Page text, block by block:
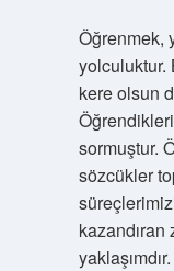
Öğrenmek,
yolculuktur.
kere olsun
sormuştur.
sözcükler